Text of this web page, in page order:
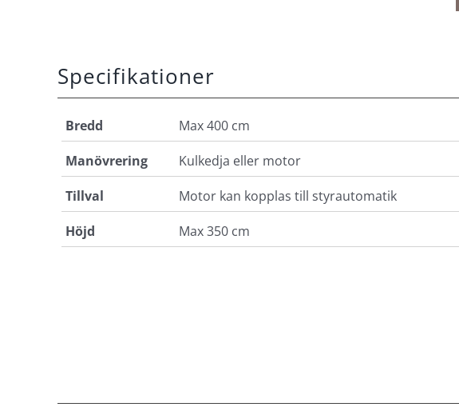
Specifikationer
Bredd
Max 400 cm
Manövrering
Kulkedja eller motor
Tillval
Motor kan kopplas till styrautomatik
Höjd
Max 350 cm